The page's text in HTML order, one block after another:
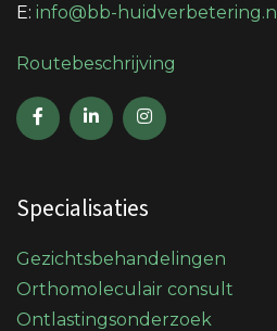
E: info@bb-huidverbetering.nl
Routebeschrijving
Specialisaties
Gezichtsbehandelingen
Orthomoleculair consult
Ontlastingsonderzoek